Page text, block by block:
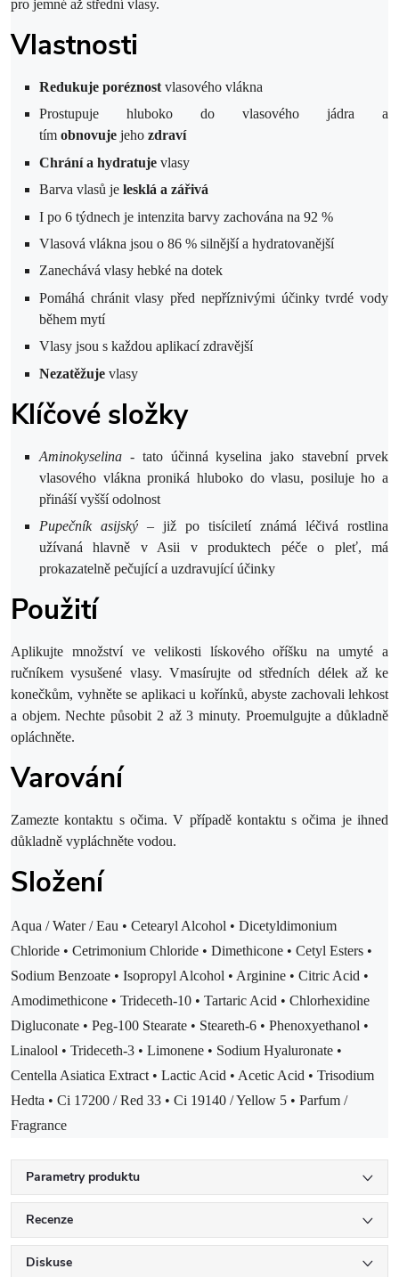
pro jemné až střední vlasy.
Vlastnosti
Redukuje poréznost vlasového vlákna
Prostupuje hluboko do vlasového jádra a
tím obnovuje jeho zdraví
Chrání a hydratuje vlasy
Barva vlasů je lesklá a zářivá
I po 6 týdnech je intenzita barvy zachována na 92 %
Vlasová vlákna jsou o 86 % silnější a hydratovanější
Zanechává vlasy hebké na dotek
Pomáhá chránit vlasy před nepříznivými účinky tvrdé vody
během mytí
Vlasy jsou s každou aplikací zdravější
Nezatěžuje vlasy
Klíčové složky
Aminokyselina - tato účinná kyselina jako stavební prvek
vlasového vlákna proniká hluboko do vlasu, posiluje ho a
přináší vyšší odolnost
Pupečník asijský – již po tisíciletí známá léčivá rostlina
užívaná hlavně v Asii v produktech péče o pleť, má
prokazatelně pečující a uzdravující účinky
Použití
Aplikujte množství ve velikosti lískového oříšku na umyté a
ručníkem vysušené vlasy. Vmasírujte od středních délek až ke
konečkům, vyhněte se aplikaci u kořínků, abyste zachovali lehkost
a objem. Nechte působit 2 až 3 minuty. Proemulgujte a důkladně
opláchněte.
Varování
Zamezte kontaktu s očima. V případě kontaktu s očima je ihned
důkladně vypláchněte vodou.
Složení
Aqua / Water / Eau • Cetearyl Alcohol • Dicetyldimonium
Chloride • Cetrimonium Chloride • Dimethicone • Cetyl Esters •
Sodium Benzoate • Isopropyl Alcohol • Arginine • Citric Acid •
Amodimethicone • Trideceth-10 • Tartaric Acid • Chlorhexidine
Digluconate • Peg-100 Stearate • Steareth-6 • Phenoxyethanol •
Linalool • Trideceth-3 • Limonene • Sodium Hyaluronate •
Centella Asiatica Extract • Lactic Acid • Acetic Acid • Trisodium
Hedta • Ci 17200 / Red 33 • Ci 19140 / Yellow 5 • Parfum /
Fragrance
Parametry produktu
Recenze
Diskuse